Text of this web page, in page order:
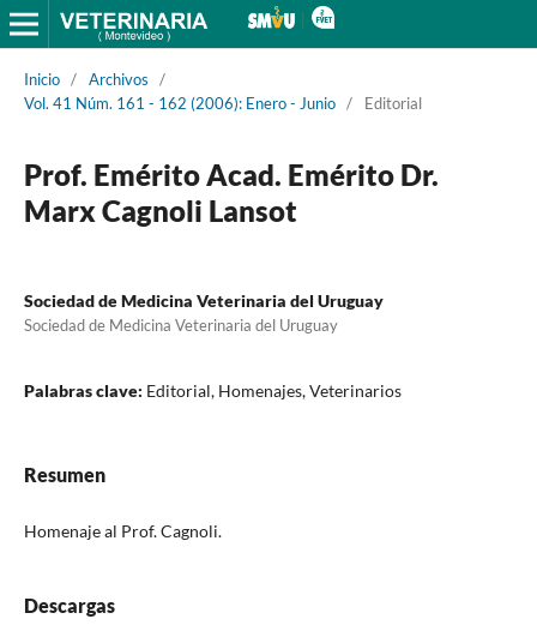
Inicio / Archivos
/
Vol. 41 Núm. 161 - 162 (2006): Enero - Junio / Editorial
Prof. Emérito Acad. Emérito Dr.
Marx Cagnoli Lansot
Sociedad de Medicina Veterinaria del Uruguay
Sociedad de Medicina Veterinaria del Uruguay
Palabras clave: Editorial, Homenajes, Veterinarios
Resumen
Homenaje al Prof. Cagnoli.
Descargas